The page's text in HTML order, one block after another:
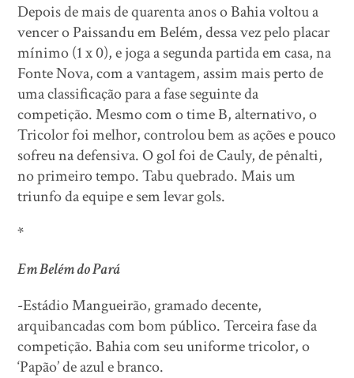
Depois de mais de quarenta anos o Bahia voltou a
vencer o Paissandu em Belém, dessa vez pelo placar
mínimo (1 x 0), e joga a segunda partida em casa, na
Fonte Nova, com a vantagem, assim mais perto de
uma classificação para a fase seguinte da
competição. Mesmo com o time B, alternativo, o
Tricolor foi melhor, controlou bem as ações e pouco
sofreu na defensiva. O gol foi de Cauly, de pênalti,
no primeiro tempo. Tabu quebrado. Mais um
triunfo da equipe e sem levar gols.
*
Em Belém do Pará
-Estádio Mangueirão, gramado decente,
arquibancadas com bom público. Terceira fase da
competição. Bahia com seu uniforme tricolor, o
‘Papão’ de azul e branco.